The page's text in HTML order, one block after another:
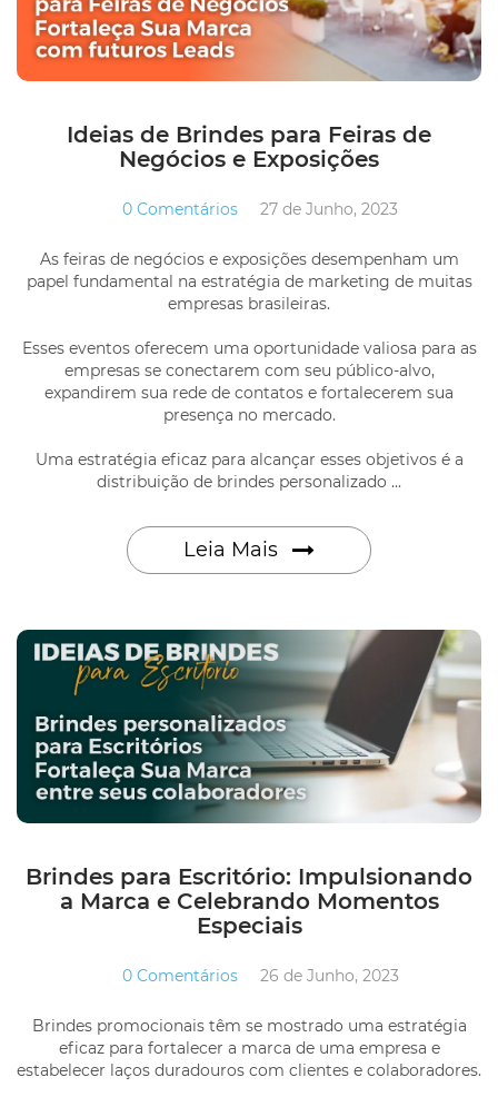
Ideias de Brindes para Feiras de
Negócios e Exposições
0 Comentários 27 de Junho, 2023
As feiras de negócios e exposições desempenham um
papel fundamental na estratégia de marketing de muitas
empresas brasileiras.
Esses eventos oferecem uma oportunidade valiosa para as
empresas se conectarem com seu público-alvo,
expandirem sua rede de contatos e fortalecerem sua
presença no mercado.
Uma estratégia eficaz para alcançar esses objetivos é a
distribuição de brindes personalizado ...
Leia Mais
Brindes para Escritório: Impulsionando
a Marca e Celebrando Momentos
Especiais
0 Comentários 26 de Junho, 2023
Brindes promocionais têm se mostrado uma estratégia
eficaz para fortalecer a marca de uma empresa e
estabelecer laços duradouros com clientes e colaboradores.